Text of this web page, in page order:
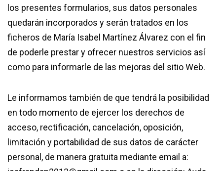
los presentes formularios, sus datos personales
quedarán incorporados y serán tratados en los
ficheros de María Isabel Martínez Álvarez con el fin
de poderle prestar y ofrecer nuestros servicios así
como para informarle de las mejoras del sitio Web.
Le informamos también de que tendrá la posibilidad
en todo momento de ejercer los derechos de
acceso, rectificación, cancelación, oposición,
limitación y portabilidad de sus datos de carácter
personal, de manera gratuita mediante email a: